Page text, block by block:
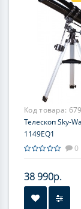
Код товара:
Телескоп Sky-
1149EQ1
0
38 990р.